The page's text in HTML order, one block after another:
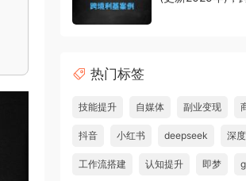
热门标签
技能提升 自媒体 副业变现
抖音 小红书 deepseek 深
工作流搭建 认知提升 即梦